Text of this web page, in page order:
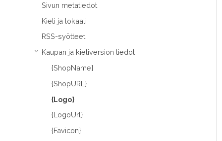
Sivun metatiedot
Kieli ja lokaali
RSS-syötteet
›
Kaupan ja kieliversion tiedot
{ShopName}
{ShopURL}
{Logo}
{LogoUrl}
{Favicon}